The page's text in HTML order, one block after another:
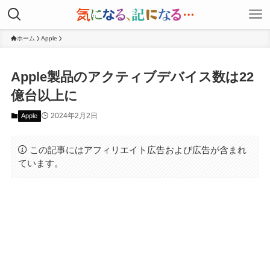
ホーム Apple
Apple製品のアクティブデバイス数は22
億台以上に
Apple 2024年2月2日
この記事にはアフィリエイト広告および広告が含まれ
ています。